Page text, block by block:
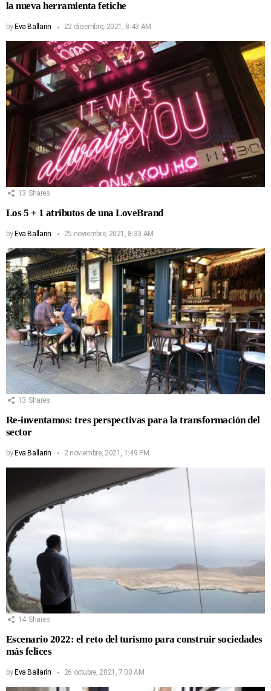
la nueva herramienta fetiche
by Eva Ballarin 22 diciembre, 2021, 8:43 AM
13 Shares
Los 5 + 1 atributos de una LoveBrand
by Eva Ballarin 25 noviembre, 2021, 8:33 AM
13 Shares
Re-inventamos: tres perspectivas para la transformación del
sector
byEva Ballarin 2 noviembre, 2021, 1:49 PM
14 Shares
Escenario 2022: el reto del turismo para construir sociedades
más felices
byEva Ballarin 26 octubre, 2021, 7:00 AM